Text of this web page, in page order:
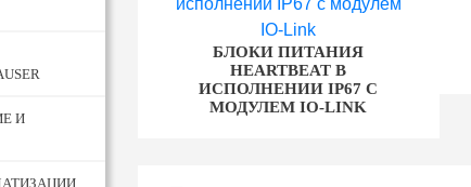
И
БЛОКИ ПИТАНИЯ
HEARTBEAT В
ИСПОЛНЕНИИ IP67 С
МОДУЛЕМ IO-LINK